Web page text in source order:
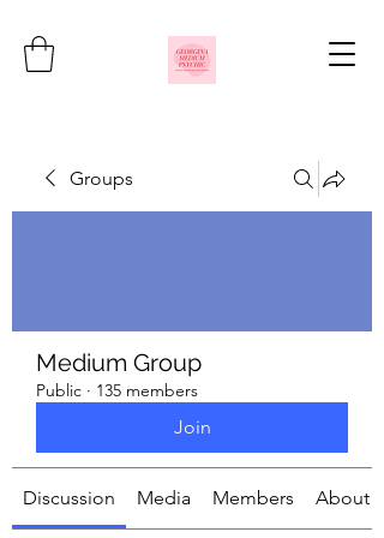
Groups
Medium Group
Public · 135 members
Join
Discussion Media Members About